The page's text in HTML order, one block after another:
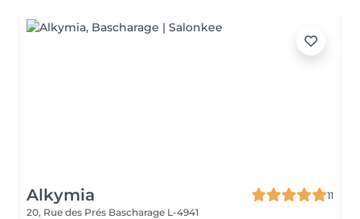
Alkymia
11
20, Rue des Prés Bascharage L-4941